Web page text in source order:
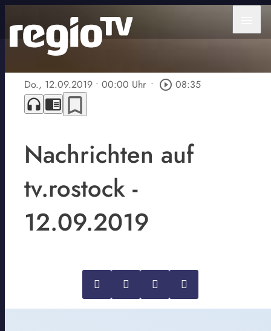
Do., 12.09.2019 • 00:00 Uhr • play_circle_outline 08:35
headphones chrome_reader_mode bookmark_border
Nachrichten auf
tv.rostock -
12.09.2019